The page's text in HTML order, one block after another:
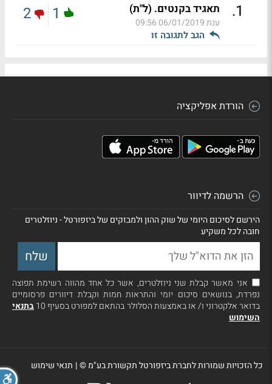
1
. תאגיד בקנטים. (ל"ת)
ענת06/01/2019 09:56
הגב לתגובה זו
1
2
הורדת אפליקציה
הרשמה לדיוור
הירשם לסיכום היומי של שוק ההון ולמבזקים של ביזפורטל - ניוזלטרים
חובה לכל משקיע
אני מאשר קבלת שני ניוזלטרים, אשר כל אחד מהווה רשימת תפוצה
נפרדת, בנושאים סיכום יומי והתראות חמות וקבלת דיוורים פרסומיים
בדואר אלקטרוני ו/ או באמצעות הסלולר בהתאם למפורט בסעיף 10
בתנאי
השימוש
כל הזכויות שמורות לחברת ביזפורטל תקשורת בע"מ ©| תנאי שימוש